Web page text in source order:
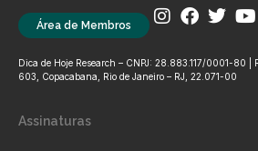
Área de Membros
Dica de Hoje Research – CNPJ: 28.883.117/0001-80 |
603, Copacabana, Rio de Janeiro – RJ, 22.071-00
Assinaturas